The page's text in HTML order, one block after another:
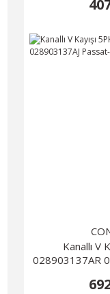
Kanallı V
028903137AR